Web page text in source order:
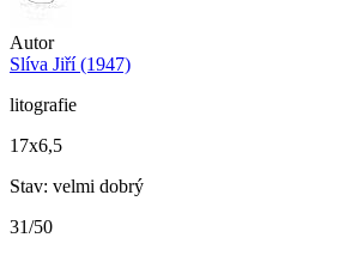
Autor
Slíva Jiří (1947)
litografie
17x6,5
Stav: velmi dobrý
31/50